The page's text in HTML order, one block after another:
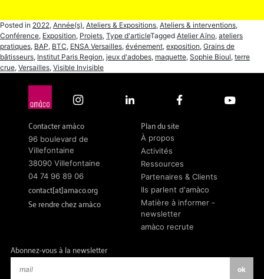
Posted in 2022, Année(s), Ateliers & Expositions, Ateliers & interventions,
Conférence, Exposition, Projets, Type d'articleTagged Atelier Aïno, ateliers
pratiques, BAP, BTC, ENSA Versailles, événement, exposition, Grains de
bâtisseurs, Institut Paris Region, jeux d'adobes, maquette, Sophie Bioul, terre
crue, Versailles, Visible Invisible
Contacter amàco
96 boulevard de
Villefontaine
38090 Villefontaine
04 74 96 89 06
contact[at]amaco.org
Se rendre chez amàco
Plan du site
À propos
Activités
Ressources
Partenaires & Clients
Ils parlent d'amàco
Matière à informer -
newsletter
amàco recrute
Abonnez-vous à la newsletter